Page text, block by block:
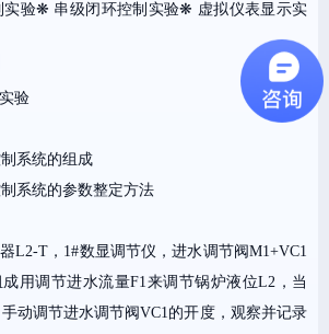
实验❋ 串级闭环控制实验❋ 虚拟仪表显示实
验
系统的组成
系统的参数整定方法
L2-T，1#数显调节仪，进水调节阀M1+VC1
用调节进水流量F1来调节锅炉液位L2，当
动调节进水调节阀VC1的开度，观察并记录